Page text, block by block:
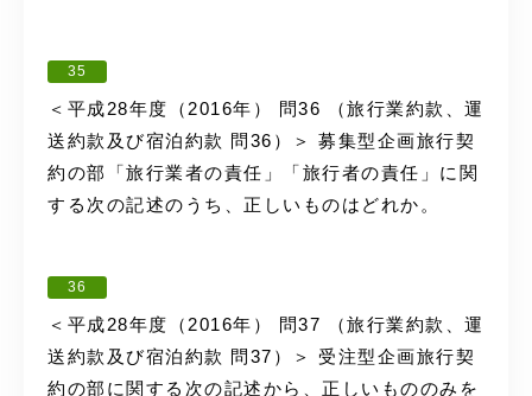
35
＜平成28年度（2016年） 問36 （旅行業約款、運
送約款及び宿泊約款 問36）＞ 募集型企画旅行契
約の部「旅行業者の責任」「旅行者の責任」に関
する次の記述のうち、正しいものはどれか。
36
＜平成28年度（2016年） 問37 （旅行業約款、運
送約款及び宿泊約款 問37）＞ 受注型企画旅行契
約の部に関する次の記述から、正しいもののみを